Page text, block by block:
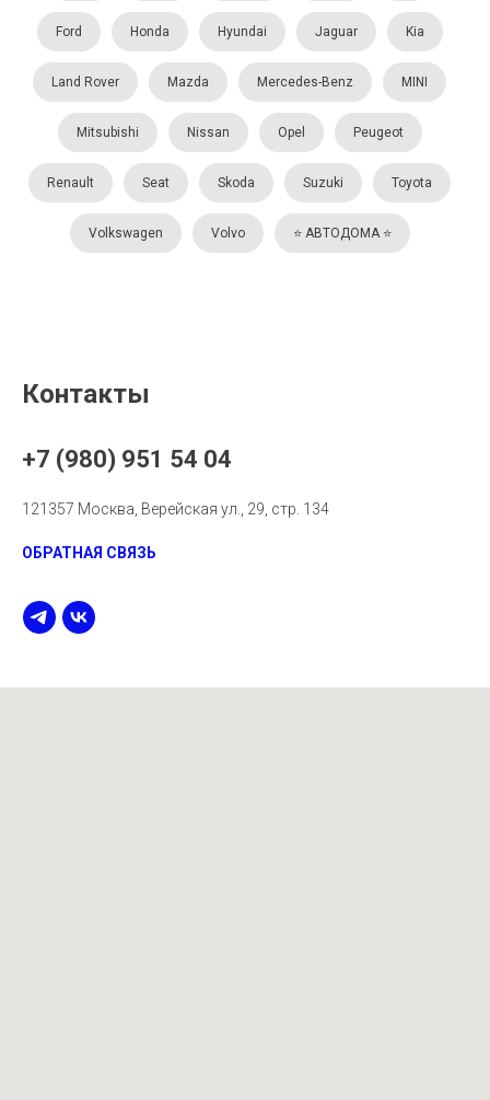
Ford Honda Hyundai Jaguar Kia
Land Rover Mazda Mercedes-Benz MINI
Mitsubishi Nissan Opel Peugeot
Renault Seat Skoda Suzuki Toyota
Volkswagen Volvo ⭐️ АВТОДОМА ⭐️
Контакты
+7 (980) 951 54 04
121357 Москва, Верейская ул., 29, стр. 134
ОБРАТНАЯ СВЯЗЬ